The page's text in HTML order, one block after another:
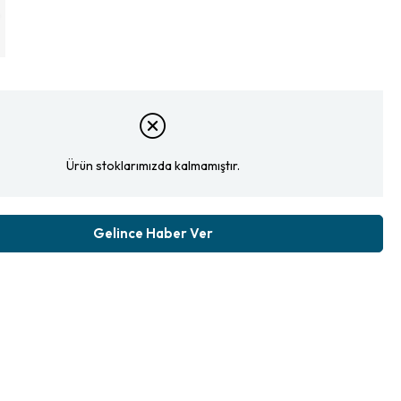
Ürün stoklarımızda kalmamıştır.
Gelince Haber Ver